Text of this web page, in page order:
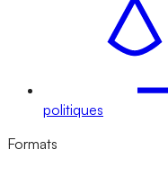
politiques
Formats